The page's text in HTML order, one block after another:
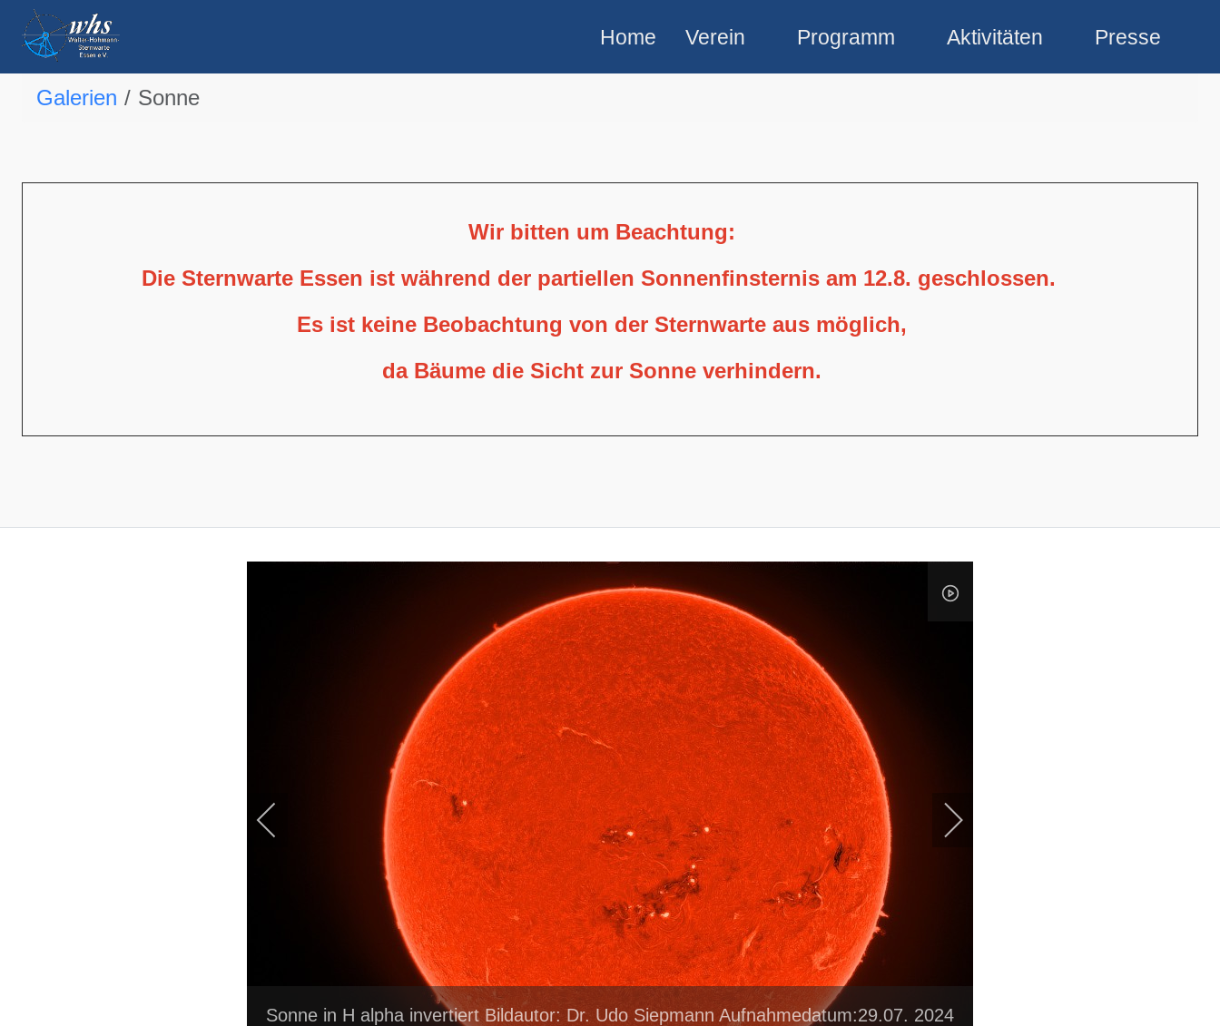
Home Verein Programm Aktivitäten Presse
Galerien Sonne
Wir bitten um Beachtung:
Die Sternwarte Essen ist während der partiellen Sonnenfinsternis am 12.8. geschlossen.
Es ist keine Beobachtung von der Sternwarte aus möglich,
da Bäume die Sicht zur Sonne verhindern.
Sonne in H alpha invertiert Bildautor: Dr. Udo Siepmann Aufnahmedatum:29.07. 2024